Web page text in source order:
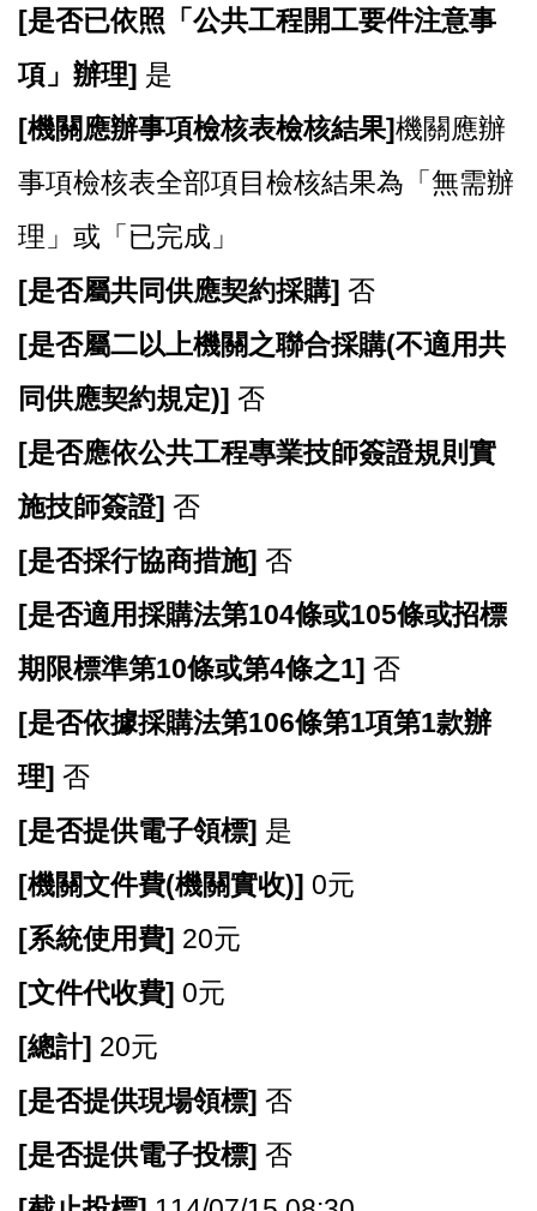
[是否已依照「公共工程開工要件注意事
項」辦理] 是
[機關應辦事項檢核表檢核結果]機關應辦
事項檢核表全部項目檢核結果為「無需辦
理」或「已完成」
[是否屬共同供應契約採購] 否
[是否屬二以上機關之聯合採購(不適用共
同供應契約規定)] 否
[是否應依公共工程專業技師簽證規則實
施技師簽證] 否
[是否採行協商措施] 否
[是否適用採購法第104條或105條或招標
期限標準第10條或第4條之1] 否
[是否依據採購法第106條第1項第1款辦
理] 否
[是否提供電子領標] 是
[機關文件費(機關實收)] 0元
[系統使用費] 20元
[文件代收費] 0元
[總計] 20元
[是否提供現場領標] 否
[是否提供電子投標] 否